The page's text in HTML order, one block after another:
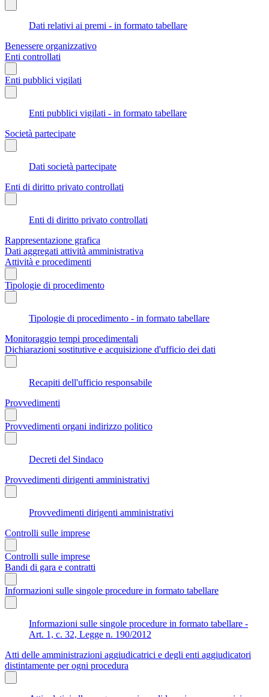
Dati relativi ai premi - in formato tabellare
Benessere organizzativo
Enti controllati
Enti pubblici vigilati
Enti pubblici vigilati - in formato tabellare
Società partecipate
Dati società partecipate
Enti di diritto privato controllati
Enti di diritto privato controllati
Rappresentazione grafica
Dati aggregati attività amministrativa
Attività e procedimenti
Tipologie di procedimento
Tipologie di procedimento - in formato tabellare
Monitoraggio tempi procedimentali
Dichiarazioni sostitutive e acquisizione d'ufficio dei dati
Recapiti dell'ufficio responsabile
Provvedimenti
Provvedimenti organi indirizzo politico
Decreti del Sindaco
Provvedimenti dirigenti amministrativi
Provvedimenti dirigenti amministrativi
Controlli sulle imprese
Controlli sulle imprese
Bandi di gara e contratti
Informazioni sulle singole procedure in formato tabellare
Informazioni sulle singole procedure in formato tabellare -
Art. 1, c. 32, Legge n. 190/2012
Atti delle amministrazioni aggiudicatrici e degli enti aggiudicatori
distintamente per ogni procedura